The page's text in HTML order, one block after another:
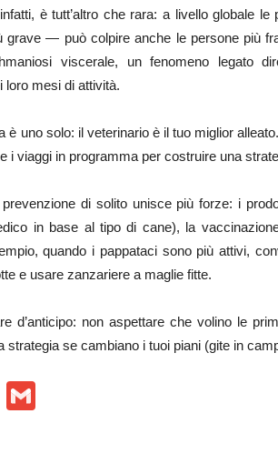
è tutt’altro che rara: a livello globale
— può colpire anche le persone più
viscerale, un fenomeno legato
loro mesi di attività.
è uno solo: il veterinario è il tuo miglior
i viaggi in programma per costruire una
di solito unisce più forze: i
in base al tipo di cane), la
quando i pappataci sono più attivi,
e usare zanzariere a maglie fitte.
d’anticipo: non aspettare che volino le
strategia se cambiano i tuoi piani (gite in
Twitter